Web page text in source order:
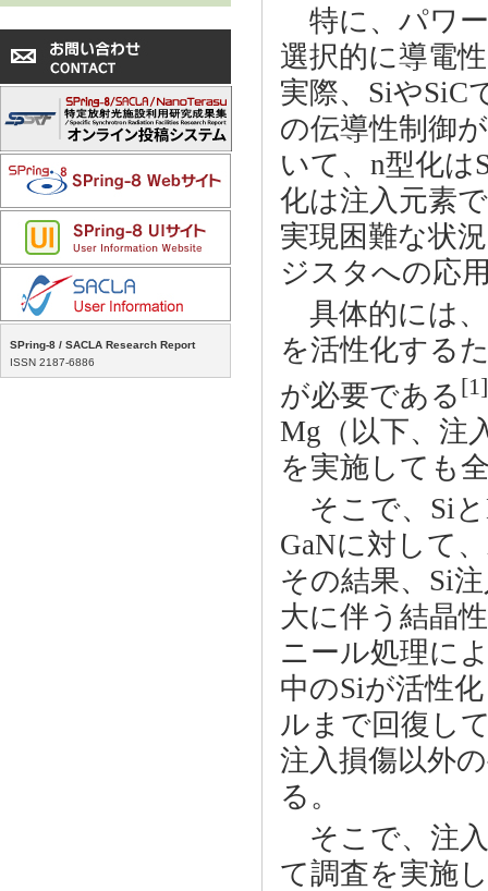
SPring-8 / SACLA Research Report
ISSN 2187-6886
特に、パワ
選択的に導電
実際、SiやSiC
の伝導性制御
いて、n型化は
化は注入元素
実現困難な状
ジスタへの応
具体的には、
を活性化する
が必要である [1]
Mg（以下、注
を実施しても
そこで、Siと
GaNに対して
その結果、Si
大に伴う結晶
ニール処理に
中のSiが活性
ルまで回復し
注入損傷以外
る。
そこで、注
て調査を実施